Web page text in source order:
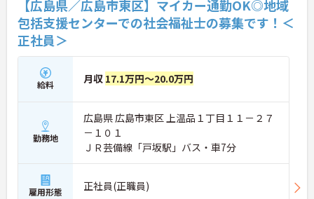
【広島県／広島市東区】マイカー通勤OK◎地域
包括支援センターでの社会福祉士の募集です！＜
正社員＞
給料 月収 17.1万円～20.0万円
勤務地
広島県 広島市東区 上温品１丁目１１－２７
－１０１
ＪＲ芸備線「戸坂駅」バス・車7分
雇用形態 正社員(正職員)